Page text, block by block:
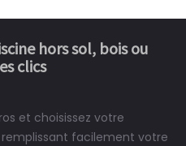
hors sol, bois ou
clics
et choisissez votre
facilement votre